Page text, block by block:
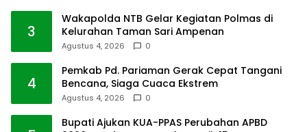
3
Wakapolda NTB Gelar Kegiatan Polmas di
Kelurahan Taman Sari Ampenan
Agustus 4, 2026 0
4
Pemkab Pd. Pariaman Gerak Cepat Tangani
Bencana, Siaga Cuaca Ekstrem
Agustus 4, 2026 0
Bupati Ajukan KUA-PPAS Perubahan APBD